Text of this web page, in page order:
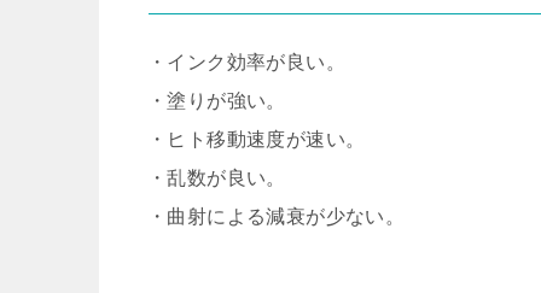
・インク効率が良い。
・塗りが強い。
・ヒト移動速度が速い。
・乱数が良い。
・曲射による減衰が少ない。